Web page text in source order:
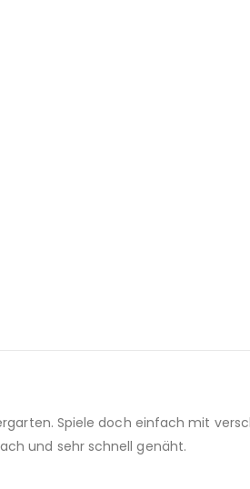
Spiele doch einfach mit
und sehr schnell genäht.